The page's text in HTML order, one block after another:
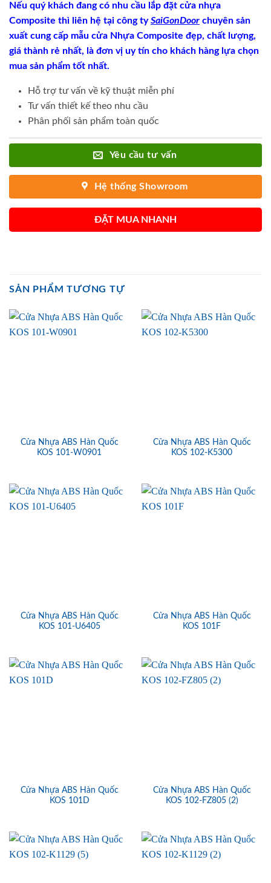
Nếu quý khách đang có nhu cầu lắp đặt cửa nhựa
Composite thì liên hệ tại công tySaiGonDoor chuyên sản
xuất cung cấp mẫu cửa Nhựa Composite đẹp, chất lượng,
giá thành rẻ nhất, là đơn vị uy tín cho khách hàng lựa chọn
mua sản phẩm tốt nhất.
Hỗ trợ tư vấn về kỹ thuật miễn phí
Tư vấn thiết kế theo nhu cầu
Phân phối sản phẩm toàn quốc
Yêu cầu tư vấn
Hệ thống Showroom
ĐẶT MUA NHANH
SẢN PHẨM TƯƠNG TỰ
Cửa Nhựa ABS Hàn Quốc
KOS 101-W0901
Cửa Nhựa ABS Hàn Quốc
KOS 102-K5300
Cửa Nhựa ABS Hàn Quốc
KOS 101-U6405
Cửa Nhựa ABS Hàn Quốc
KOS 101F
Cửa Nhựa ABS Hàn Quốc
KOS 101D
Cửa Nhựa ABS Hàn Quốc
KOS 102-FZ805 (2)